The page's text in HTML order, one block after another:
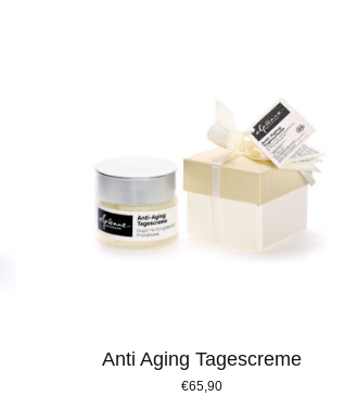
Anti Aging Tagescreme
€65,90